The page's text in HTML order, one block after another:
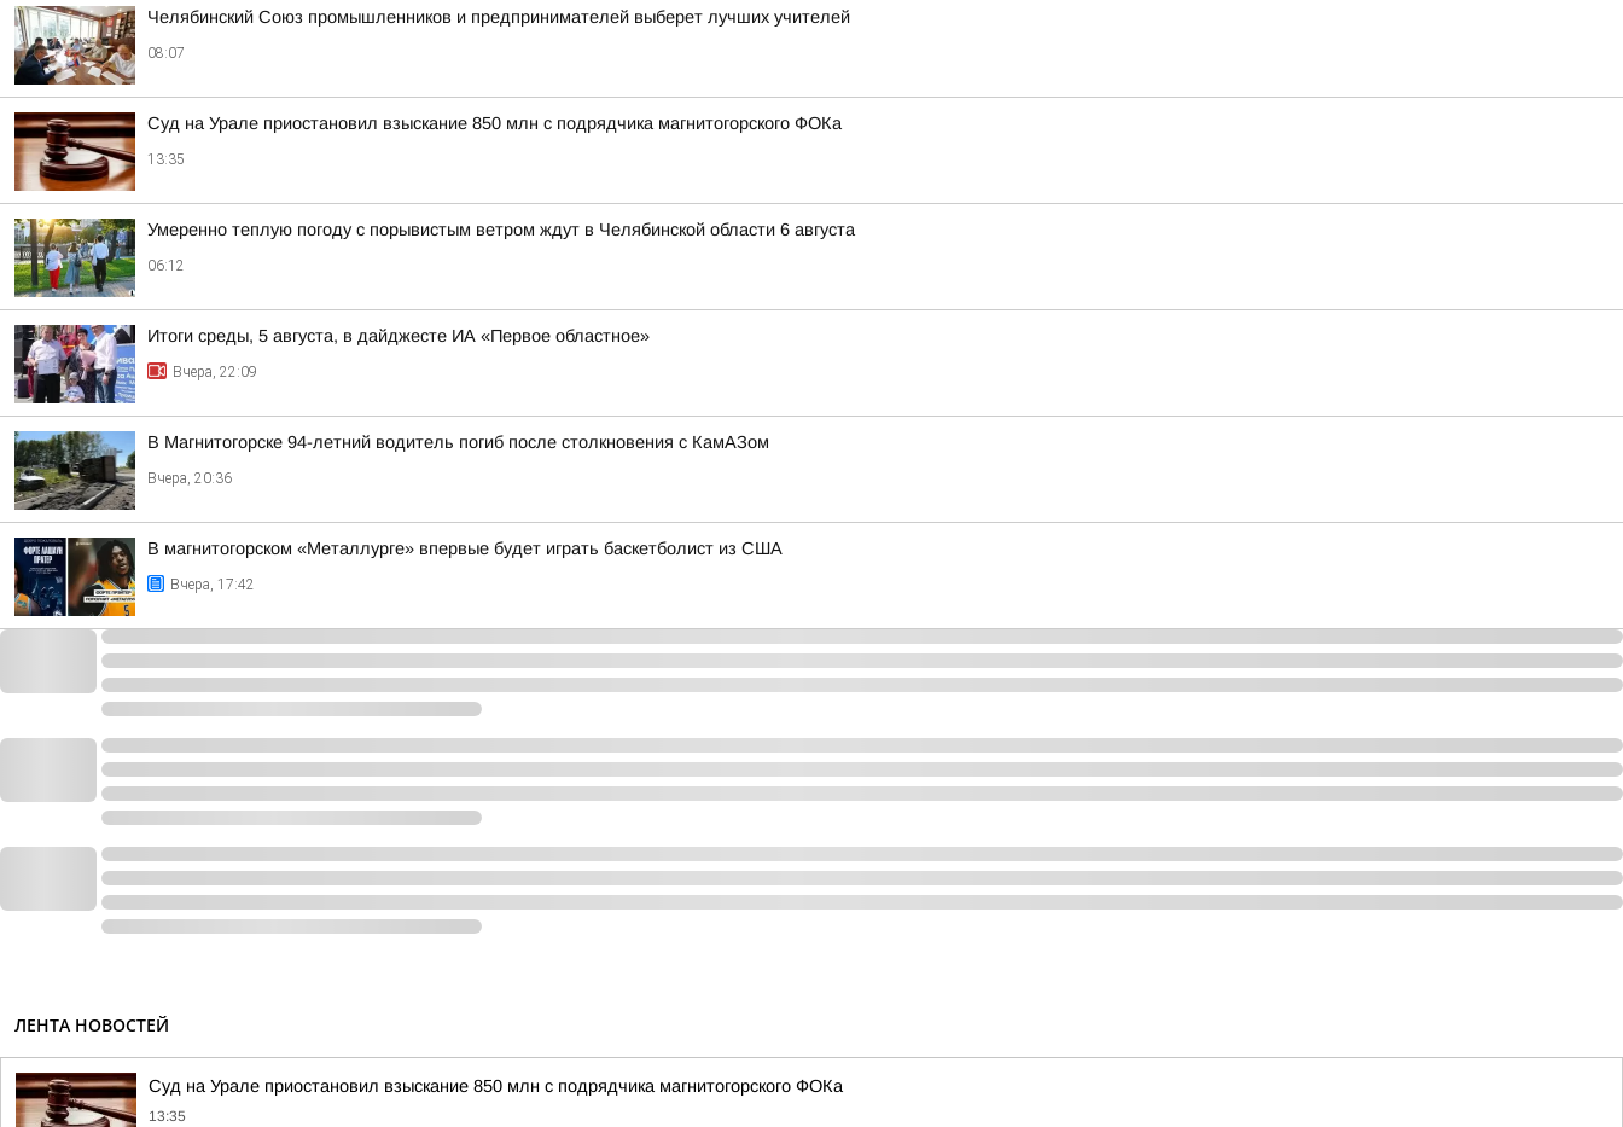
Челябинский Союз промышленников и предпринимателей выберет лучших учителей
08:07
Суд на Урале приостановил взыскание 850 млн с подрядчика магнитогорского ФОКа
13:35
Умеренно теплую погоду с порывистым ветром ждут в Челябинской области 6 августа
06:12
Итоги среды, 5 августа, в дайджесте ИА «Первое областное»
Вчера, 22:09
В Магнитогорске 94-летний водитель погиб после столкновения с КамАЗом
Вчера, 20:36
В магнитогорском «Металлурге» впервые будет играть баскетболист из США
Вчера, 17:42
ЛЕНТА НОВОСТЕЙ
Суд на Урале приостановил взыскание 850 млн с подрядчика магнитогорского ФОКа
13:35